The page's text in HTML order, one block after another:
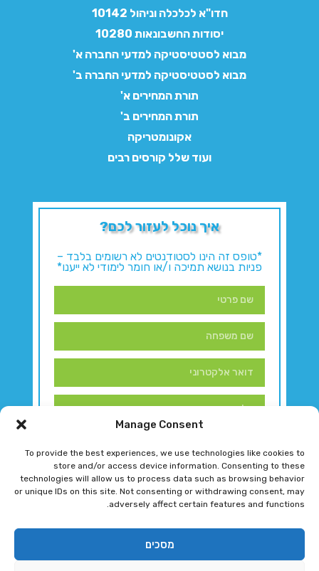
Manage Consent
To provide the best experiences, we use technologies like cookies to
store and/or access device information. Consenting to these
technologies will allow us to process data such as browsing behavior
or unique IDs on this site. Not consenting or withdrawing consent, may
adversely affect certain features and functions.
מסכים
חדו"א לכלכלה וניהול 10142
יסודות החשבונאות 10280
מבוא לסטטיסטיקה למדעי החברה א'
מבוא לסטטיסטיקה למדעי החברה ב'
תורת המחירים א'
תורת המחירים ב'
אקונומטריקה
ועוד שלל קורסים רבים
איך נוכל לעזור לכם?
*טופס זה הינו לסטודנטים לא רשומים בלבד –
פניות בנושא תמיכה ו/או חומר לימודי לא ייענו*